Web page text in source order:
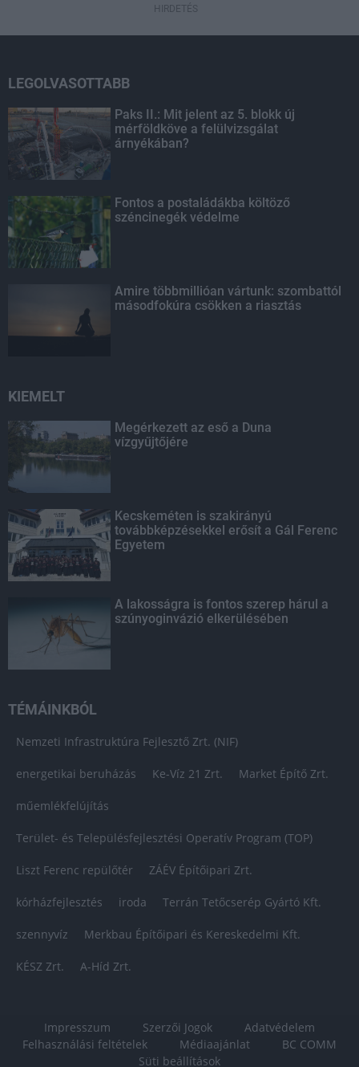
HIRDETÉS
LEGOLVASOTTABB
Paks II.: Mit jelent az 5. blokk új
mérföldköve a felülvizsgálat
árnyékában?
Fontos a postaládákba költöző
széncinegék védelme
Amire többmillióan vártunk: szombattól
másodfokúra csökken a riasztás
KIEMELT
Megérkezett az eső a Duna
vízgyűjtőjére
Kecskeméten is szakirányú
továbbképzésekkel erősít a Gál Ferenc
Egyetem
A lakosságra is fontos szerep hárul a
szúnyoginvázió elkerülésében
TÉMÁINKBÓL
Nemzeti Infrastruktúra Fejlesztő Zrt. (NIF)
energetikai beruházás Ke-Víz 21 Zrt. Market Építő Zrt.
műemlékfelújítás
Terület- és Településfejlesztési Operatív Program (TOP)
Liszt Ferenc repülőtér ZÁÉV Építőipari Zrt.
kórházfejlesztés iroda Terrán Tetőcserép Gyártó Kft.
szennyvíz Merkbau Építőipari és Kereskedelmi Kft.
KÉSZ Zrt. A-Híd Zrt.
Impresszum Szerzői Jogok
Adatvédelem
Felhasználási feltételek
Médiaajánlat
BC COMM
Süti beállítások